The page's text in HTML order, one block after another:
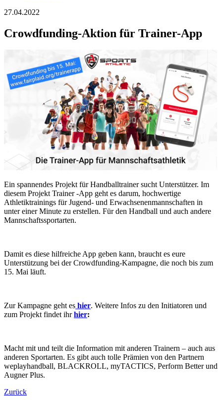
27.04.2022
Crowdfunding-Aktion für Trainer-App
Ein spannendes Projekt für Handballtrainer sucht Unterstützer. Im
diesem Projekt Trainer -App geht es darum, hochwertige
Athletiktrainings für Jugend- und Erwachsenenmannschaften in
unter einer Minute zu erstellen. Für den Handball und auch andere
Mannschaftssportarten.
Damit es diese hilfreiche App geben kann, braucht es eure
Unterstützung bei der Crowdfunding-Kampagne, die noch bis zum
15. Mai läuft.
Zur Kampagne geht es hier. Weitere Infos zu den Initiatoren und
zum Projekt findet ihrhier:
Macht mit und teilt die Information mit anderen Trainern – auch aus
anderen Sportarten. Es gibt auch tolle Prämien von den Partnern
weplayhandball, BLACKROLL, myTACTICS, Perform Better und
Augner Plus.
Zurück